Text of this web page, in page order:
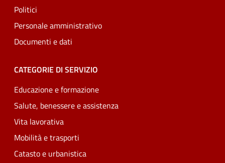
Politici
Personale amministrativo
Documenti e dati
CATEGORIE DI SERVIZIO
Educazione e formazione
Salute, benessere e assistenza
Vita lavorativa
Mobilità e trasporti
Catasto e urbanistica